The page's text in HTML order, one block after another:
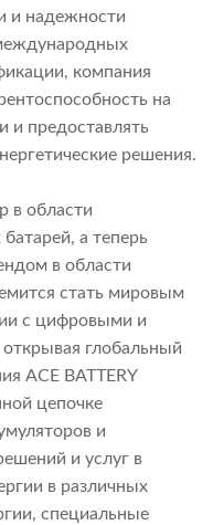
и надежности
компания
на
и предоставлять
решения.
в области
а теперь
в области
стать мировым
с цифровыми и
глобальный
ACE BATTERY
цепочке
и
и услуг в
в различных
специальные